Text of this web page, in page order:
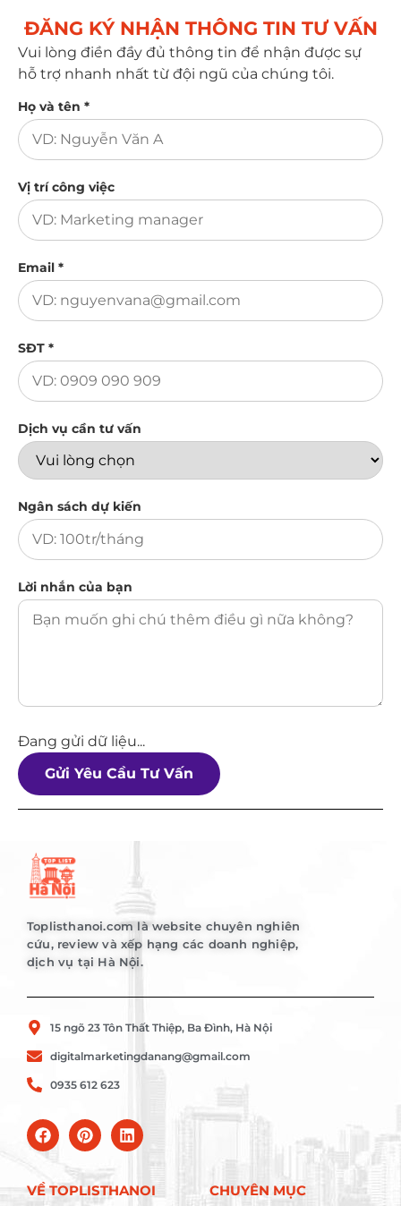
ĐĂNG KÝ NHẬN THÔNG TIN TƯ VẤN​
Vui lòng điền đầy đủ thông tin để nhận được sự
hỗ trợ nhanh nhất từ đội ngũ của chúng tôi.
Họ và tên *
Vị trí công việc
Email *
SĐT *
Dịch vụ cần tư vấn
Ngân sách dự kiến
Lời nhắn của bạn
Đang gửi dữ liệu...
Gửi Yêu Cầu Tư Vấn
Toplisthanoi.com là website chuyên nghiên
cứu, review và xếp hạng các doanh nghiệp,
dịch vụ tại Hà Nội.
15 ngõ 23 Tôn Thất Thiệp, Ba Đình, Hà Nội
digitalmarketingdanang@gmail.com
0935 612 623
VỀ TOPLISTHANOI CHUYÊN MỤC